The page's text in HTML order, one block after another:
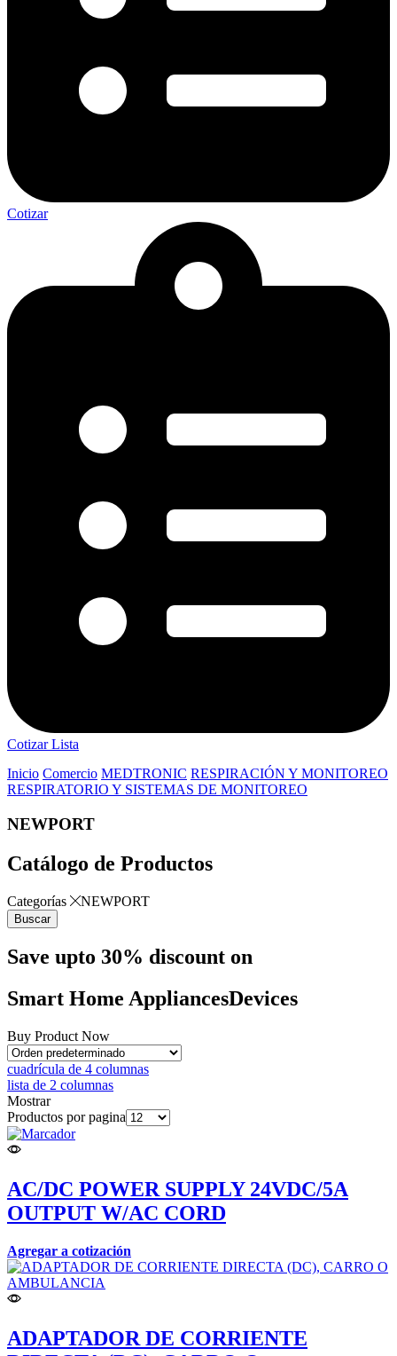
Cotizar
Cotizar Lista
Inicio Comercio MEDTRONIC RESPIRACIÓN Y MONITOREO
RESPIRATORIO Y SISTEMAS DE MONITOREO
NEWPORT
Catálogo de Productos
Categorías NEWPORT
Buscar
Save upto 30% discount on
Smart Home AppliancesDevices
Buy Product Now
cuadrícula de 4 columnas
lista de 2 columnas
Mostrar
Productos por pagina
AC/DC POWER SUPPLY 24VDC/5A
OUTPUT W/AC CORD
Agregar a cotización
ADAPTADOR DE CORRIENTE